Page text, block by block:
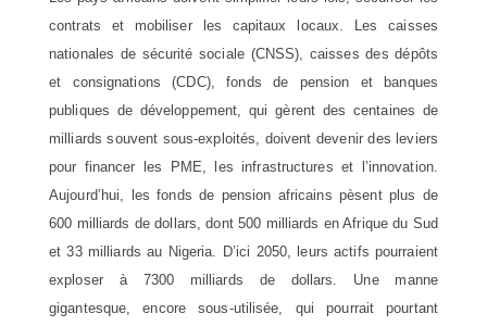
contrats et mobiliser les capitaux locaux. Les caisses
nationales de sécurité sociale (CNSS), caisses des dépôts
et consignations (CDC), fonds de pension et banques
publiques de développement, qui gèrent des centaines de
milliards souvent sous-exploités, doivent devenir des leviers
pour financer les PME, les infrastructures et l’innovation.
Aujourd’hui, les fonds de pension africains pèsent plus de
600 milliards de dollars, dont 500 milliards en Afrique du Sud
et 33 milliards au Nigeria. D’ici 2050, leurs actifs pourraient
exploser à 7300 milliards de dollars. Une manne
gigantesque, encore sous-utilisée, qui pourrait pourtant